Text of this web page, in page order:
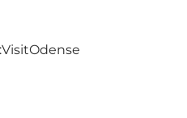
VisitOdense